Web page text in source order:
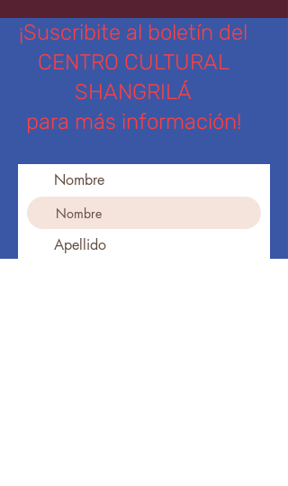
¡Suscribite al boletín del
CENTRO CULTURAL
SHANGRILÁ
para más información!
Nombre
Apellido